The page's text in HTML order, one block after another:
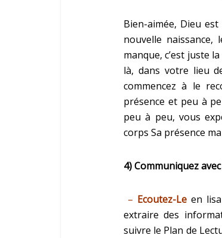
Bien-aimée, Dieu
nouvelle naissance,
manque, c’est juste
là, dans votre lieu
commencez à le
présence et peu à
peu à peu, vous
corps Sa présence
4) Communiquez
– Ecoutez-Le en
extraire des
suivre le Plan de